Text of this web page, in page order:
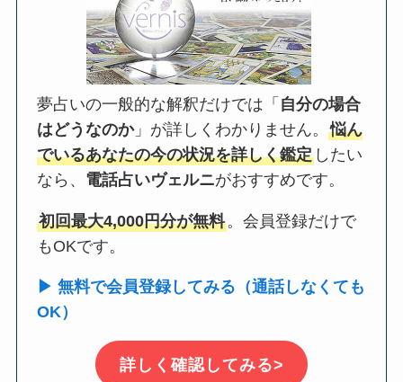
夢占いの一般的な解釈だけでは「 自分の場合
はどうなのか」が詳しくわかりません。悩ん
でいるあなたの今の状況を詳しく鑑定 したい
なら、 電話占いヴェルニがおすすめです。
初回最大4,000円分が無料。会員登録だけで
もOKです。
▶ 無料で会員登録してみる（通話しなくても
OK）
詳しく確認してみる>